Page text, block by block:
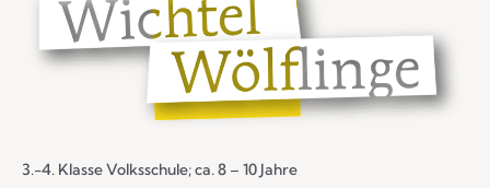
3.-4. Klasse Volksschule; ca. 8 – 10 Jahre